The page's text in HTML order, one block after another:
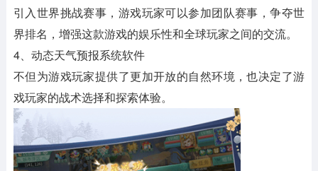
引入世界挑战赛事，游戏玩家可以参加团队赛事，争夺世
界排名，增强这款游戏的娱乐性和全球玩家之间的交流。
4、动态天气预报系统软件
不但为游戏玩家提供了更加开放的自然环境，也决定了游
戏玩家的战术选择和探索体验。